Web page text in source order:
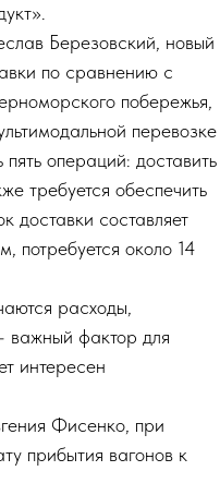
Березовский, новый
по сравнению с
побережья,
перевозке
операций: доставить
требуется обеспечить
доставки составляет
потребуется около 14
расходы,
важный фактор для
интересен
Фисенко, при
прибытия вагонов к